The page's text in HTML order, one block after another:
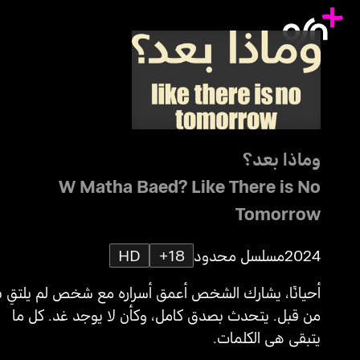
وماذا بعد؟
W Matha Baed? Like There is No
Tomorrow
2024مسلسل محدود 18+
HD
أحيانًا، يشارك الشخص أعمق أسراره مع شخص لم يلتقِ
من قبل. يتحدث بصدق كامل، وكأن لا يوجد غد. كل ما
يتبقى هي الكلمات.